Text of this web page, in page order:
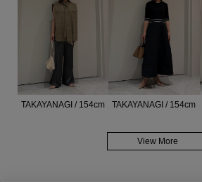
TAKAYANAGI / 154cm TAKAYANAGI / 154cm
View More